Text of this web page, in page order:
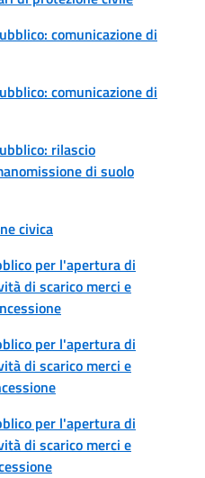
comunicazione di
comunicazione di
rilascio
di suolo
civica
per l'apertura di
di scarico merci e
per l'apertura di
di scarico merci e
per l'apertura di
di scarico merci e